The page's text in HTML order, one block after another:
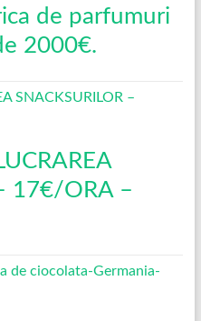
de parfumuri
2000€.
17€/ORA –